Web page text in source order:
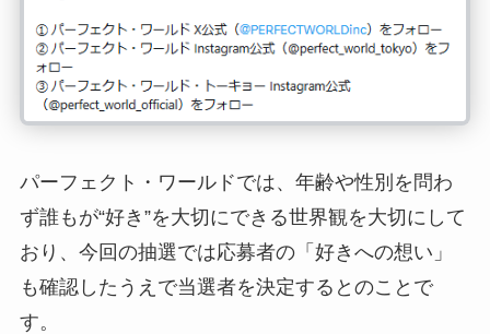
パーフェクト・ワールドでは、年齢や性別を問わ
ず誰もが“好き”を大切にできる世界観を大切にして
おり、今回の抽選では応募者の「好きへの想い」
も確認したうえで当選者を決定するとのことで
す。